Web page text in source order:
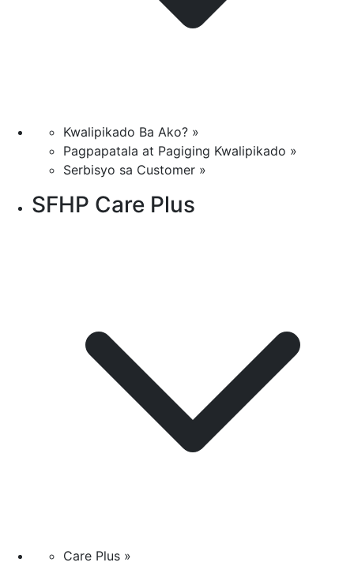
Kwalipikado Ba Ako? »
Pagpapatala at Pagiging Kwalipikado »
Serbisyo sa Customer »
SFHP Care Plus
Care Plus »